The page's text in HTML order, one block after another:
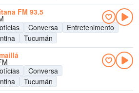
FM 93.5
Conversa
Entretenimento
Tucumán
Conversa
Tucumán